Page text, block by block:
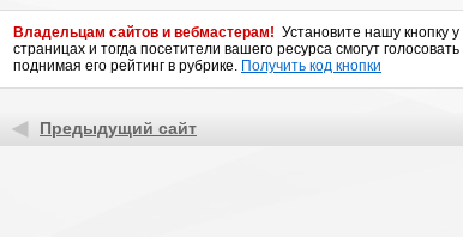
Владельцам сайтов и вебмастерам! Установите нашу кнопку
страницах и тогда посетители вашего ресурса смогут голосовать
поднимая его рейтинг в рубрике. Получить код кнопки
Предыдущий сайт